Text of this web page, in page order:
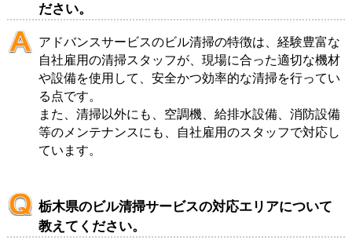
ださい。
アドバンスサービスのビル清掃の特徴は、経験豊富な
自社雇用の清掃スタッフが、現場に合った適切な機材
や設備を使用して、安全かつ効率的な清掃を行ってい
る点です。
また、清掃以外にも、空調機、給排水設備、消防設備
等のメンテナンスにも、自社雇用のスタッフで対応し
ています。
栃木県のビル清掃サービスの対応エリアについて
教えてください。